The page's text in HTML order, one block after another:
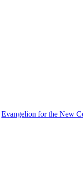
Evangelion for the New